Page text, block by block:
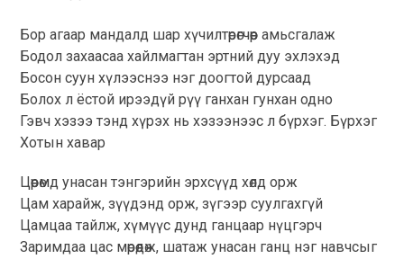
Бор агаар мандалд шар хүчилтөрөгчөөр амьсгалаж
Бодол захаасаа хайлмагтан эртний дуу эхлэхэд
Босон суун хүлээснээ нэг доогтой дурсаад
Болох л ёстой ирээдүй рүү ганхан гунхан одно
Гэвч хэзээ тэнд хүрэх нь хэзээнээс л бүрхэг. Бүрхэг
Хотын хавар
Цөөрөмд унасан тэнгэрийн эрхсүүд хөлд орж
Цам харайж, зүүдэнд орж, зүгээр суулгахгүй
Цамцаа тайлж, хүмүүс дунд ганцаар нүцгэрч
Заримдаа цас мөрөөдөж, шатаж унасан ганц нэг навчсыг